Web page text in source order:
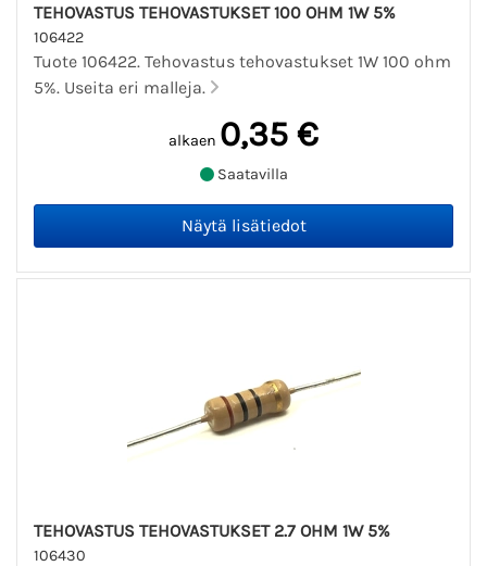
TEHOVASTUS TEHOVASTUKSET 100 OHM 1W 5%
106422
Tuote 106422. Tehovastus tehovastukset 1W 100 ohm
5%. Useita eri malleja.
alkaen 0,35 €
Saatavilla
TEHOVASTUS TEHOVASTUKSET 2.7 OHM 1W 5%
106430